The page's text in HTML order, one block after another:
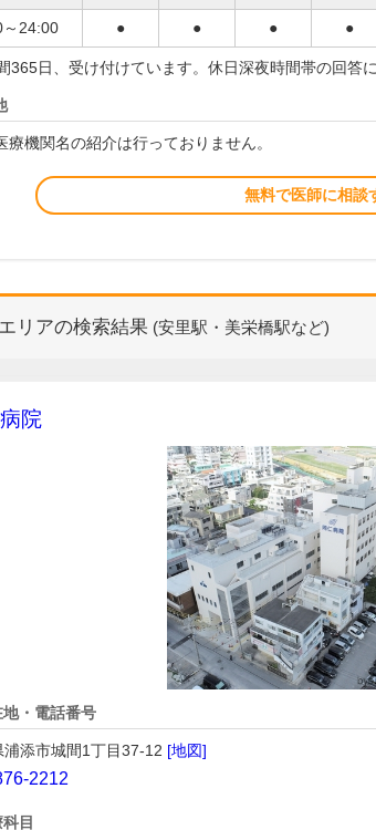
24:00 ● ● ● ●
365日、受け付けています。休日深夜時間帯の回答
療機関名の紹介は行っておりません。
無料で医師に相談
リアの検索結果 (安里駅・美栄橋駅など)
院
地・電話番号
浦添市城間1丁目37-12 [地図]
2212
目